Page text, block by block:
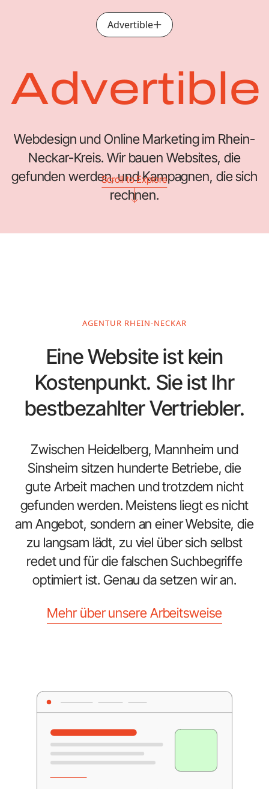
Advertible
Menü öffnen
Advertible
Webdesign und Online Marketing im Rhein-
Neckar-Kreis. Wir bauen Websites, die
gefunden werden, und Kampagnen, die sich
rechnen.
Scroll to Explore
AGENTUR RHEIN-NECKAR
Eine Website ist kein
Kostenpunkt. Sie ist Ihr
bestbezahlter Vertriebler.
Zwischen Heidelberg, Mannheim und
Sinsheim sitzen hunderte Betriebe, die
gute Arbeit machen und trotzdem nicht
gefunden werden. Meistens liegt es nicht
am Angebot, sondern an einer Website, die
zu langsam lädt, zu viel über sich selbst
redet und für die falschen Suchbegriffe
optimiert ist. Genau da setzen wir an.
Mehr über unsere Arbeitsweise